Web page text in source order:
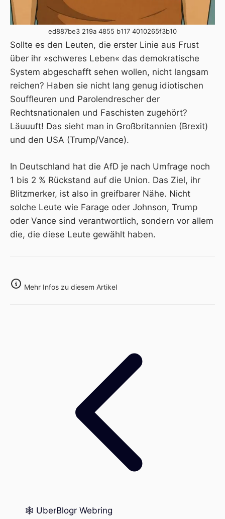
ed887be3 219a 4855 b117 4010265f3b10
Sollte es den Leuten, die erster Linie aus Frust
über ihr »schweres Leben« das demokratische
System abgeschafft sehen wollen, nicht langsam
reichen? Haben sie nicht lang genug idiotischen
Souffleuren und Parolendrescher der
Rechtsnationalen und Faschisten zugehört?
Läuuuft! Das sieht man in Großbritannien (Brexit)
und den USA (Trump/Vance).
In Deutschland hat die AfD je nach Umfrage noch
1 bis 2 % Rückstand auf die Union. Das Ziel, ihr
Blitzmerker, ist also in greifbarer Nähe. Nicht
solche Leute wie Farage oder Johnson, Trump
oder Vance sind verantwortlich, sondern vor allem
die, die diese Leute gewählt haben.
Mehr Infos zu diesem Artikel
🕸️ UberBlogr Webring